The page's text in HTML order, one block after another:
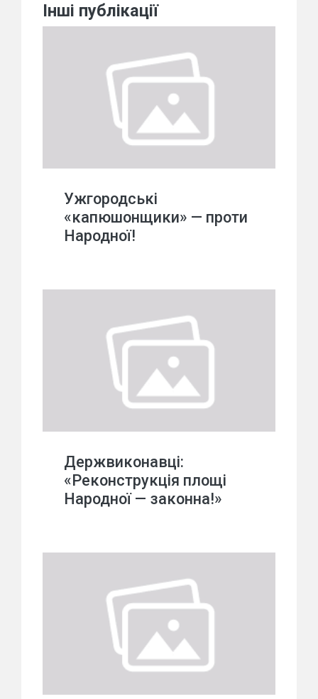
Інші публікації
Ужгородські
«капюшонщики» — проти
Народної!
Держвиконавці:
«Реконструкція площі
Народної — законна!»